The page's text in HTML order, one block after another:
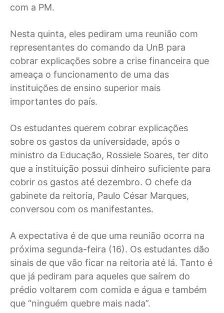
com a PM.
Nesta quinta, eles pediram uma reunião com
representantes do comando da UnB para
cobrar explicações sobre a crise financeira que
ameaça o funcionamento de uma das
instituições de ensino superior mais
importantes do país.
Os estudantes querem cobrar explicações
sobre os gastos da universidade, após o
ministro da Educação, Rossiele Soares, ter dito
que a instituição possui dinheiro suficiente para
cobrir os gastos até dezembro. O chefe da
gabinete da reitoria, Paulo César Marques,
conversou com os manifestantes.
A expectativa é de que uma reunião ocorra na
próxima segunda-feira (16). Os estudantes dão
sinais de que vão ficar na reitoria até lá. Tanto é
que já pediram para aqueles que saírem do
prédio voltarem com comida e água e também
que “ninguém quebre mais nada”.